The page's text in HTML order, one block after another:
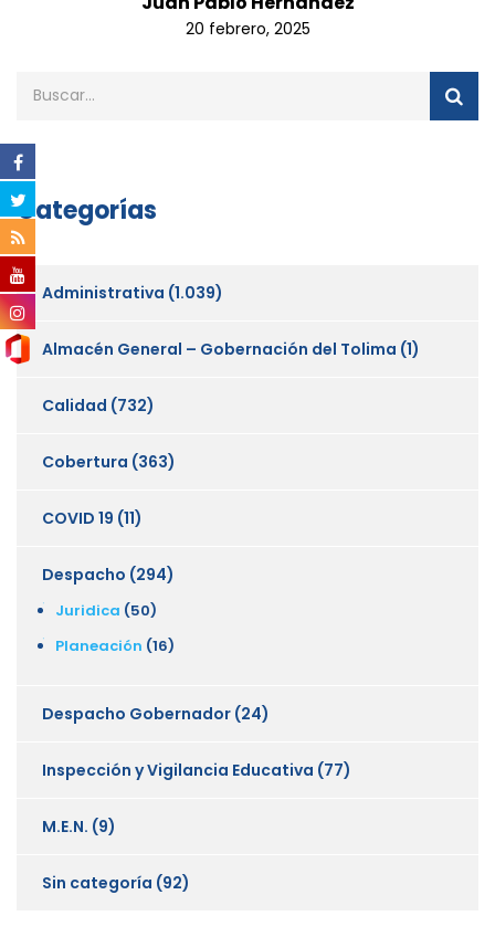
20 febrero, 2025
Categorías
Administrativa (1.039)
Almacén General – Gobernación del Tolima (1)
Calidad (732)
Cobertura (363)
COVID 19 (11)
Despacho (294)
Juridica (50)
Planeación (16)
Despacho Gobernador (24)
Inspección y Vigilancia Educativa (77)
M.E.N. (9)
Sin categoría (92)